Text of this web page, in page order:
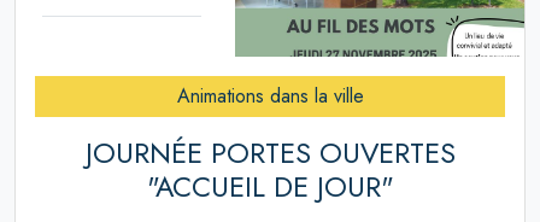
Animations dans la ville
JOURNÉE PORTES OUVERTES
"ACCUEIL DE JOUR"